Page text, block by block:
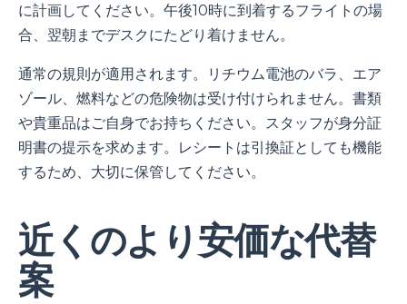
に計画してください。午後10時に到着するフライトの場
合、翌朝までデスクにたどり着けません。
通常の規則が適用されます。リチウム電池のバラ、エア
ゾール、燃料などの危険物は受け付けられません。書類
や貴重品はご自身でお持ちください。スタッフが身分証
明書の提示を求めます。レシートは引換証としても機能
するため、大切に保管してください。
近くのより安価な代替
案